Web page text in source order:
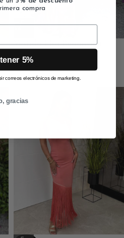
Vestido Elsa Buganvilla
42.99
compra
5%
correos electrónicos de marketing.
gracias